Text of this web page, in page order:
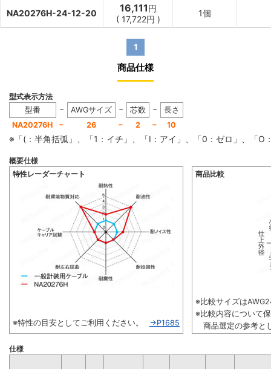
NA20276H-24-12-20 16,111円
( 17,722円 )
1個
1
商品仕様
型式表示方法
型番
− AWGサイズ − 芯数 −
長さ
NA20276H
− 26 − 2 − 10
※「(：半角括弧」、「1：イチ」、「I：アイ」、「0：ゼロ」、「
概要仕様
特性レーダーチャート
商品比較
※比較サイズは
※比較内容について
商品選定の参考と
※特性の目安としてご利用ください。 →P1685
仕様